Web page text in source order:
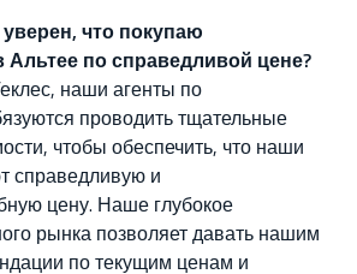
что покупаю
по справедливой цене?
наши агенты по
проводить тщательные
чтобы обеспечить, что наши
справедливую и
цену. Наше глубокое
рынка позволяет давать нашим
по текущим ценам и